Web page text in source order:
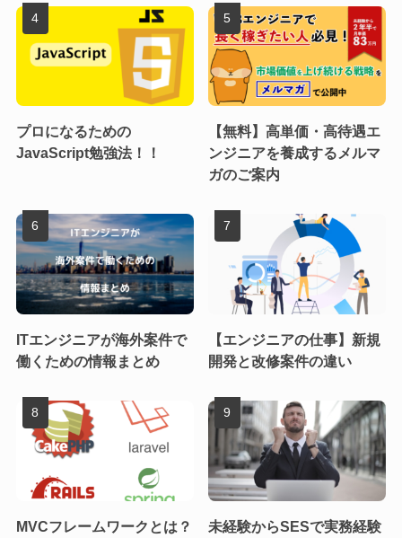
プロになるための
JavaScript勉強法！！
【無料】高単価・高待遇エ
ンジニアを養成するメルマ
ガのご案内
ITエンジニアが海外案件で
働くための情報まとめ
【エンジニアの仕事】新規
開発と改修案件の違い
MVCフレームワークとは？
未経験からSESで実務経験